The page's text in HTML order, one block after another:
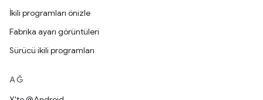
İkili programları önizle
Fabrika ayarı görüntüleri
Sürücü ikili programları
AĞ